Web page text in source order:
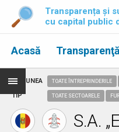
Transparența și
cu capital public
Acasă Transparenţă
REGIUNEA
TIP
TOATE ÎNTREPRINDERILE
TOATE SECTOARELE
S.A.